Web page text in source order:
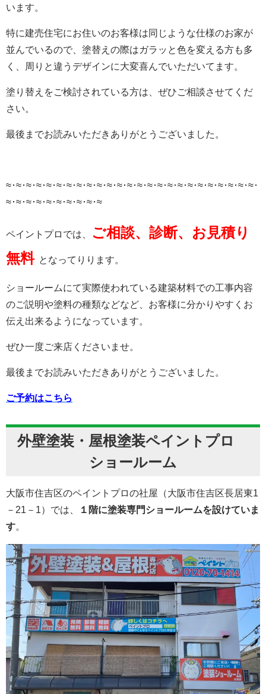
います。
特に建売住宅にお住いのお客様は同じような仕様のお家が
並んでいるので、塗替えの際はガラッと色を変える方も多
く、周りと違うデザインに大変喜んでいただいてます。
塗り替えをご検討されている方は、ぜひご相談させてくだ
さい。
最後までお読みいただきありがとうございました。
≈･≈･≈･≈･≈･≈･≈･≈･≈･≈･≈･≈･≈･≈･≈･≈･≈･≈･≈･≈･≈･≈･≈･≈･≈･
≈･≈･≈･≈･≈･≈･≈･≈･≈･≈
ペイントプロでは、
ご相談、診断、お見積り
無料 となってりります。
ショールームにて実際使われている建築材料での工事内容
のご説明や塗料の種類などなど、お客様に分かりやすくお
伝え出来るようになっています。
ぜひ一度ご来店くださいませ。
最後までお読みいただきありがとうございました。
ご予約はこちら
外壁塗装・屋根塗装ペイントプロ
ショールーム
大阪市住吉区のペイントプロの社屋（大阪市住吉区長居東1
－21－1）では、
１階に塗装専門ショールームを設けていま
す。